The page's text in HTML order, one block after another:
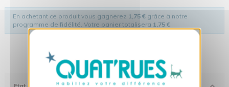
En achetant ce produit vous gagnerez 1,75 € grâce à notre
programme de fidélité. Votre panier totalisera 1,75 €